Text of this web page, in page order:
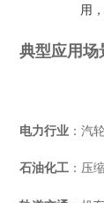
用
典型应用场
电力行业 ：汽
石油化工 ：压